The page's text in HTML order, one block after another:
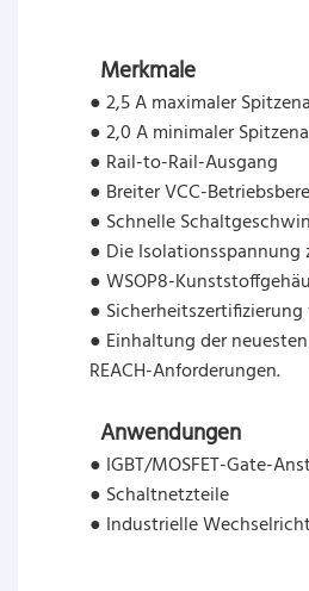
Merkmale
● 2,5 A maximaler
● 2,0 A minimaler
● Rail-to-Rail-Ausgang
● Breiter VCC-
● Schnelle
● Die Isolationsspannung
● WSOP8-
● Sicherheitszertifizierung
● Einhaltung der
REACH-Anforderungen.
Anwendungen
● IGBT/MOSFET-Gate-
● Schaltnetzteile
● Industrielle